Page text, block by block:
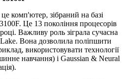
комп'ютер, зібраний на базі
Це 13 покоління процесорів
Важливу роль зіграла сучасна
Lake. Вона дозволила поліпшити
використовувати технології
навчання) і Gaussian & Neural